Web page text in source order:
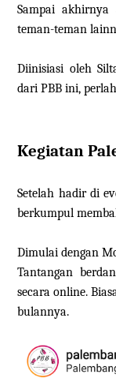
Sampai akhirnya
teman-teman
Diinisiasi oleh
dari PBB ini,
Kegiatan
Setelah hadir di
berkumpul
Dimulai dengan
Tantangan
secara online.
bulannya.